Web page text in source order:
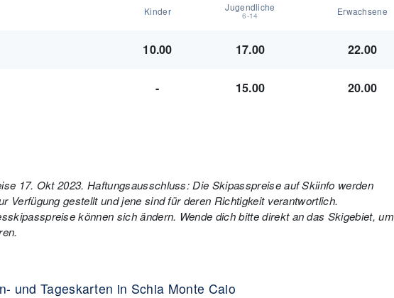
Kinder Jugendliche
6-14 Erwachsene
10.00 17.00 22.00
- 15.00 20.00
17. Okt 2023. Haftungsausschluss: Die Skipasspreise auf Skiinfo werden
Verfügung gestellt und jene sind für deren Richtigkeit verantwortlich.
können sich ändern. Wende dich bitte direkt an das Skigebiet, um
und Tageskarten in Schia Monte Caio